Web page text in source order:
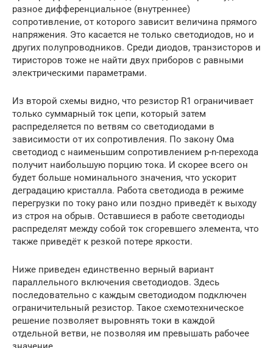
разное дифференциальное (внутреннее)
сопротивление, от которого зависит величина прямого
напряжения. Это касается не только светодиодов, но и
других полупроводников. Среди диодов, транзисторов и
тиристоров тоже не найти двух приборов с равными
электрическими параметрами.
Из второй схемы видно, что резистор R1 ограничивает
только суммарный ток цепи, который затем
распределяется по ветвям со светодиодами в
зависимости от их сопротивления. По закону Ома
светодиод с наименьшим сопротивлением p-n-перехода
получит наибольшую порцию тока. И скорее всего он
будет больше номинального значения, что ускорит
деградацию кристалла. Работа светодиода в режиме
перегрузки по току рано или поздно приведёт к выходу
из строя на обрыв. Оставшиеся в работе светодиоды
распределят между собой ток сгоревшего элемента, что
также приведёт к резкой потере яркости.
Ниже приведен единственно верный вариант
параллельного включения светодиодов. Здесь
последовательно с каждым светодиодом подключен
ограничительный резистор. Такое схемотехническое
решение позволяет выровнять токи в каждой
отдельной ветви, не позволяя им превышать рабочее